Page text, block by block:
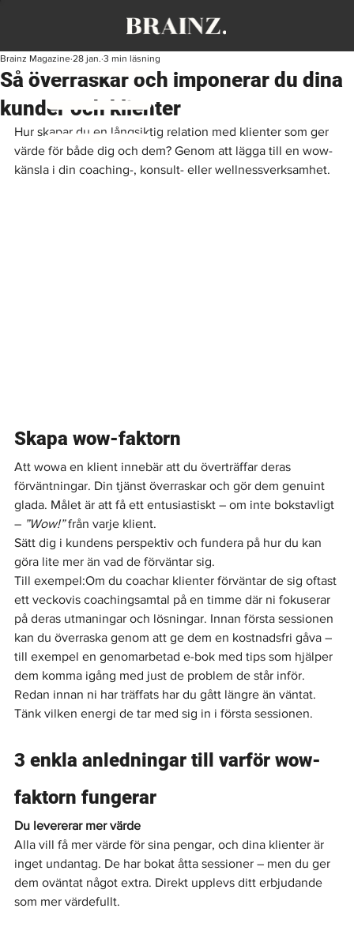
Så överraskar och imponerar du dina
kunder och klienter
Brainz Magazine 28 jan. 3 min läsning
Hur skapar du en långsiktig relation med klienter som ger
värde för både dig och dem? Genom att lägga till en wow-
känsla i din coaching-, konsult- eller wellnessverksamhet.
Skapa wow-faktorn
Att wowa en klient innebär att du överträffar deras
förväntningar. Din tjänst överraskar och gör dem genuint
glada. Målet är att få ett entusiastiskt – om inte bokstavligt
– ”Wow!” från varje klient.
Sätt dig i kundens perspektiv och fundera på hur du kan
göra lite mer än vad de förväntar sig.
Till exempel:Om du coachar klienter förväntar de sig oftast
ett veckovis coachingsamtal på en timme där ni fokuserar
på deras utmaningar och lösningar. Innan första sessionen
kan du överraska genom att ge dem en kostnadsfri gåva –
till exempel en genomarbetad e-bok med tips som hjälper
dem komma igång med just de problem de står inför.
Redan innan ni har träffats har du gått längre än väntat.
Tänk vilken energi de tar med sig in i första sessionen.
3 enkla anledningar till varför wow-
faktorn fungerar
Du levererar mer värde
Alla vill få mer värde för sina pengar, och dina klienter är
inget undantag. De har bokat åtta sessioner – men du ger
dem oväntat något extra. Direkt upplevs ditt erbjudande
som mer värdefullt.